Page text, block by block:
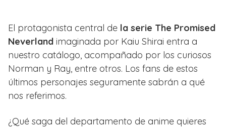
El protagonista central de la serie The Promised
Neverland imaginada por Kaiu Shirai entra a
nuestro catálogo, acompañado por los curiosos
Norman y Ray, entre otros. Los fans de estos
últimos personajes seguramente sabrán a qué
nos referimos.
¿Qué saga del departamento de anime quieres